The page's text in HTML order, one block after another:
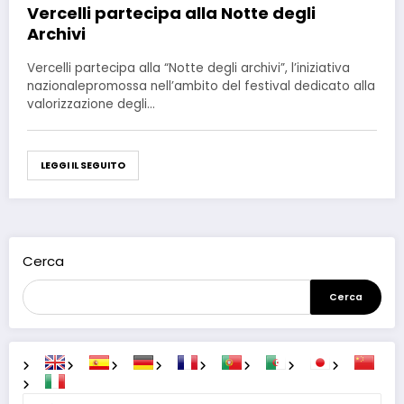
Vercelli partecipa alla Notte degli
Archivi
Vercelli partecipa alla “Notte degli archivi”, l’iniziativa
nazionalepromossa nell’ambito del festival dedicato alla
valorizzazione degli…
LEGGI IL SEGUITO
Cerca
Cerca